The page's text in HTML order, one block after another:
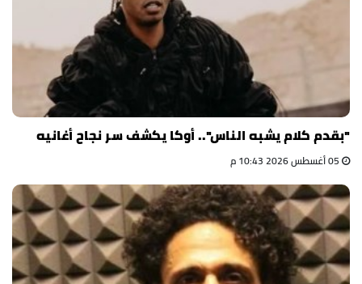
"بقدم كلام يشبه الناس".. أوكا يكشف سر نجاح أغانيه